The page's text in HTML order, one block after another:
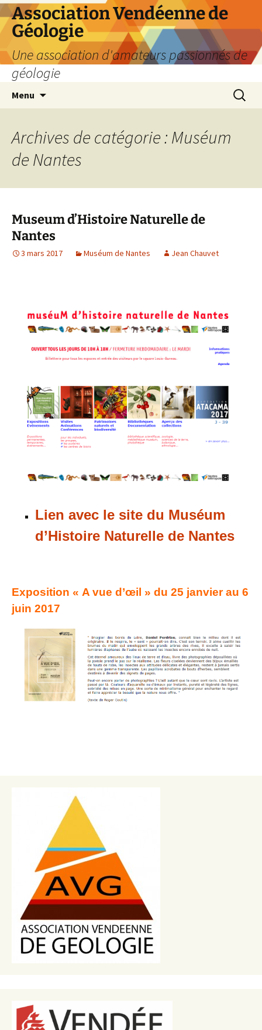
Aller
au
contenu
Association Vendéenne de
Géologie
Une association d'amateurs passionnés de
géologie
Menu
Archives de catégorie : Muséum
de Nantes
Museum d’Histoire Naturelle de
Nantes
3 mars 2017 Muséum de Nantes Jean Chauvet
Lien avec le site du Muséum
d’Histoire Naturelle de Nantes
Exposition « A vue d’œil » du 25 janvier au 6
juin 2017